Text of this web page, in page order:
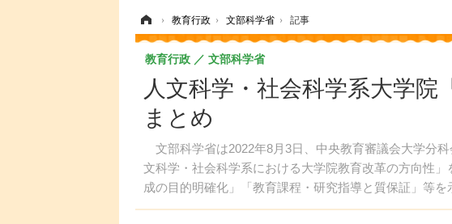
› 教育行政 › 文部科学省 › 記事
人文科学・社会科学系大学院
まとめ
文部科学省は2022年8月3日、中央教育審議会大学分
文科学・社会科学系における大学院教育改革の方向性
成の目的明確化」「教育課程・研究指導と質保証」等を
教育行政 文部科学省